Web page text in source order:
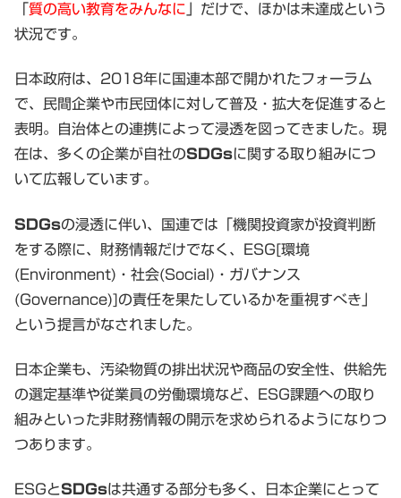
質の高い教育をみんなに
」だけで、ほかは未達成という
状況です。
日本政府は、2018年に国連本部で開かれたフォーラム
で、民間企業や市民団体に対して普及・拡大を促進すると
表明。自治体との連携によって浸透を図ってきました。現
在は、多くの企業が自社のSDGsに関する取り組みにつ
いて広報しています。
SDGsの浸透に伴い、国連では「機関投資家が投資判断
をする際に、財務情報だけでなく、ESG[環境
(Environment)・社会(Social)・ガバナンス
(Governance)]の責任を果たしているかを重視すべき」
という提言がなされました。
日本企業も、汚染物質の排出状況や商品の安全性、供給先
の選定基準や従業員の労働環境など、ESG課題への取り
組みといった非財務情報の開示を求められるようになりつ
つあります。
ESGとSDGsは共通する部分も多く、日本企業にとって